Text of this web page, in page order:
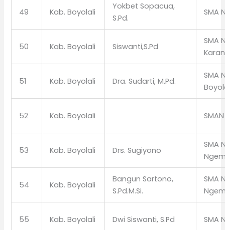
49 Kab. Boyolali
Yokbet Sopacua,
S.Pd.
SMA
50 Kab. Boyolali Siswanti,S.Pd
SMA
51 Kab. Boyolali Dra. Sudarti, M.Pd.
SMA
52 Kab. Boyolali
53 Kab. Boyolali Drs. Sugiyono
SMA
54 Kab. Boyolali
Bangun Sartono,
S.Pd.M.Si.
SMA
55 Kab. Boyolali Dwi Siswanti, S.Pd SMA